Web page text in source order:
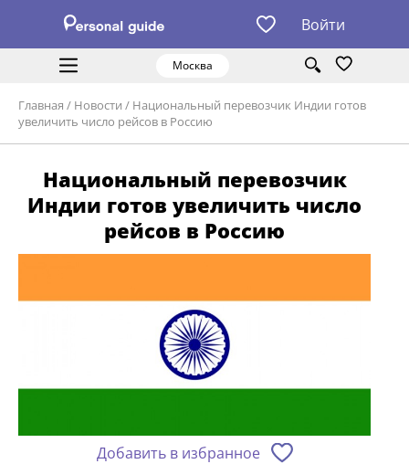
Войти
Москва
Главная / Новости / Национальный перевозчик Индии готов
увеличить число рейсов в Россию
Национальный перевозчик
Индии готов увеличить число
рейсов в Россию
Добавить в избранное